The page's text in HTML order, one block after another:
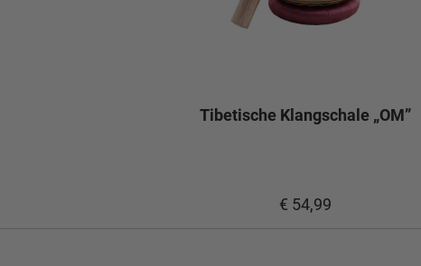
Tibetische Klangschale „OM”
€ 54,99